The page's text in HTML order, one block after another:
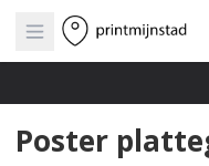
Open main menu
Poster